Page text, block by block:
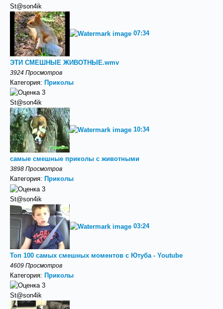
St@son4ik
07:34
ЭТИ СМЕШНЫЕ ЖИВОТНЫЕ.wmv
3924 Просмотров
Категория: Приколы
St@son4ik
10:34
самые смешные приколы с животными
3898 Просмотров
Категория: Приколы
St@son4ik
03:24
Топ 100 самых смешных моментов с Ютуба - Youtube
4609 Просмотров
Категория: Приколы
St@son4ik